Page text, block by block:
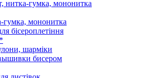
нитка-гумка, мононитка
гумка, мононитка
бісероплетіння
шарміки
бисером